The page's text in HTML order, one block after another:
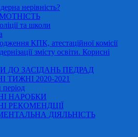
нерівність?
та школи
КПК, атестаційної комісії
змісту освіти. Корисні
ДО ЗАСІДАНЬ ПЕДРАД
ТИЖНІ 2020-2021
НАРОБКИ
РЕКОМЕНДЦІЇ
ДІЯЛЬНІСТЬ